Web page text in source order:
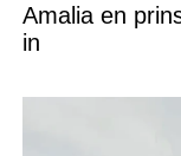
Amalia en
in